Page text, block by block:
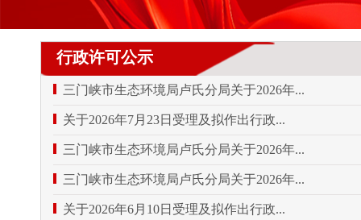
行政许可公示
三门峡市生态环境局卢氏分局关于2026年...
关于2026年7月23日受理及拟作出行政...
三门峡市生态环境局卢氏分局关于2026年...
三门峡市生态环境局卢氏分局关于2026年...
关于2026年6月10日受理及拟作出行政...